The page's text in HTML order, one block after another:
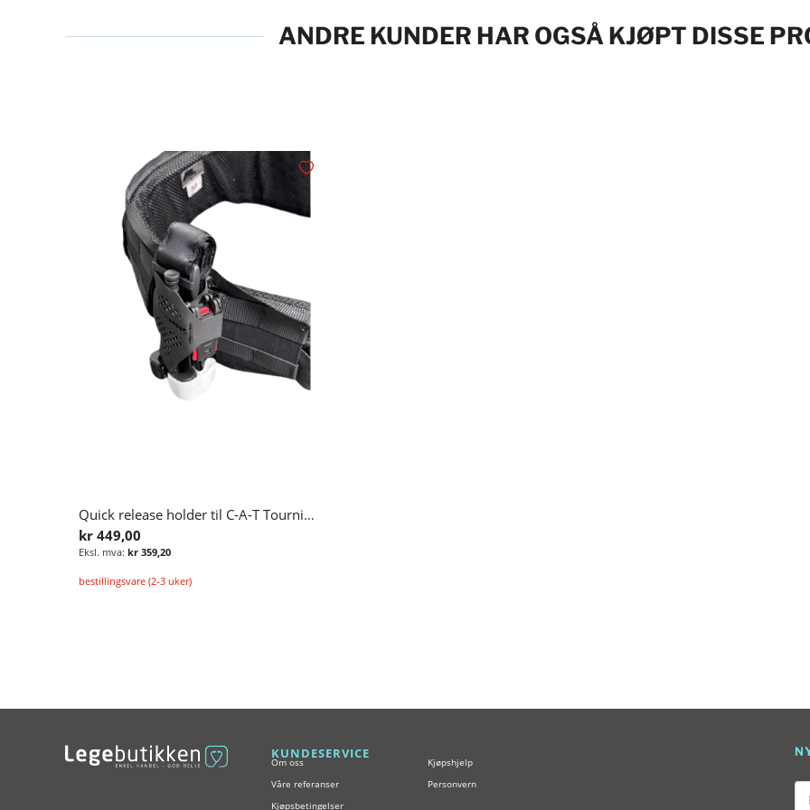
ANDRE KUNDER HAR OGSÅ KJØPT DISSE
Quick release holder til C-A-T Tourniquet GEN 7
kr 449,00
kr 359,20
bestillingsvare (2-3 uker)
Legg i ønskelisten
KUNDESERVICE
Om oss
Våre referanser
Kjøpsbetingelser
Kjøpshjelp
Personvern